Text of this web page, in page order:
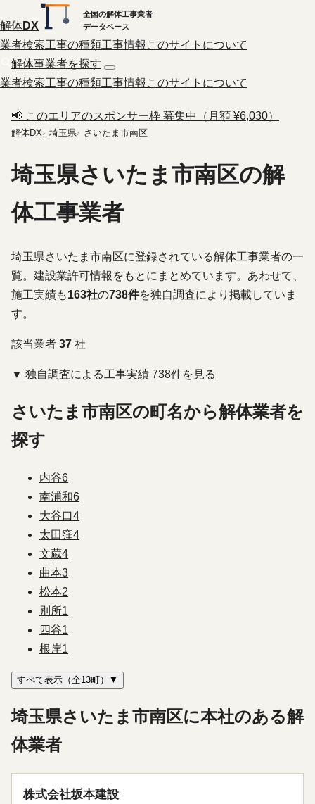
解体DX
全国の解体工事業者
データベース
業者検索工事の種類工事情報 このサイトについて
解体事業者を探す
業者検索工事の種類工事情報 このサイトについて
📢 このエリアのスポンサー枠 募集中（月額 ¥6,030）
解体DX 埼玉県 さいたま市南区
埼玉県さいたま市南区の解
体工事業者
埼玉県さいたま市南区に登録されている解体工事業者の一
覧。建設業許可情報をもとにまとめています。あわせて、
施工実績も163社の738件を独自調査により掲載していま
す。
該当業者 37 社
▼ 独自調査による工事実績 738件を見る
さいたま市南区の町名から解体業者を
探す
内谷6
南浦和6
大谷口4
太田窪4
文蔵4
曲本3
松本2
別所1
四谷1
根岸1
すべて表示（全13町）▼
埼玉県さいたま市南区に本社のある解
体業者
株式会社坂本建設